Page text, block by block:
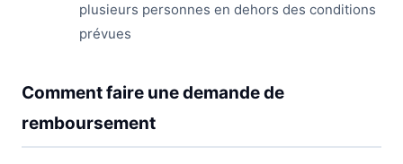
plusieurs personnes en dehors des conditions
prévues
Comment faire une demande de
remboursement